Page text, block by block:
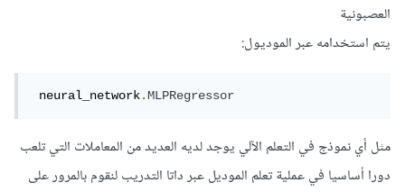
العصبونية
يتم استخدامه عبر الموديول:
neural_network.MLPRegressor
مثل أي نموذج في التعلم الآلي يوجد لديه العديد من المعاملات التي تلعب
دورا أساسيا في عملية تعلم الموديل عبر داتا التدريب لنقوم بالمرور على